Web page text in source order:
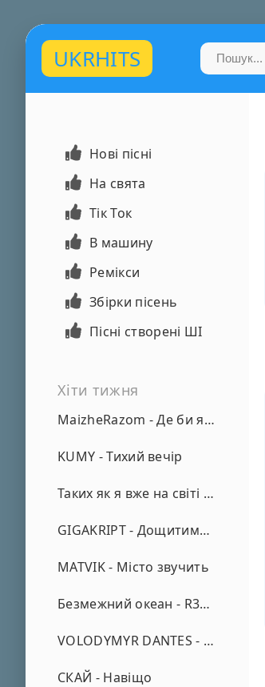
UKRHITS
Нові пісні
На свята
Тік Ток
В машину
Ремікси
Збірки пісень
Пісні створені ШІ
Хіти тижня
MaizheRazom - Де би я не був
KUMY - Тихий вечір
Таких як я вже на світі нема - А. Малярник
GIGAKRIPT - Дощитиме зима
MATVIK - Місто звучить
Безмежний океан - R3phase
VOLODYMYR DANTES - Просто кохаю (REMIX)
СКАЙ - Навіщо